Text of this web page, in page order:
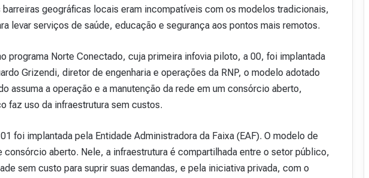
barreiras geográficas locais eram incompatíveis com os modelos tradicionais,
levar serviços de saúde, educação e segurança aos pontos mais remotos.
programa Norte Conectado, cuja primeira infovia piloto, a 00, foi implantada
Grizendi, diretor de engenharia e operações da RNP, o modelo adotado
assuma a operação e a manutenção da rede em um consórcio aberto,
faz uso da infraestrutura sem custos.
foi implantada pela Entidade Administradora da Faixa (EAF). O modelo de
consórcio aberto. Nele, a infraestrutura é compartilhada entre o setor público,
sem custo para suprir suas demandas, e pela iniciativa privada, com o